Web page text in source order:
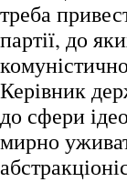
треба
партії, до
Керівник
до сфери
мирно